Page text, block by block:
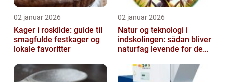
02 januar 2026
Kager i roskilde: guide til
smagfulde festkager og
lokale favoritter
02 januar 2026
Natur og teknologi i
indskolingen: sådan bliver
naturfag levende for de